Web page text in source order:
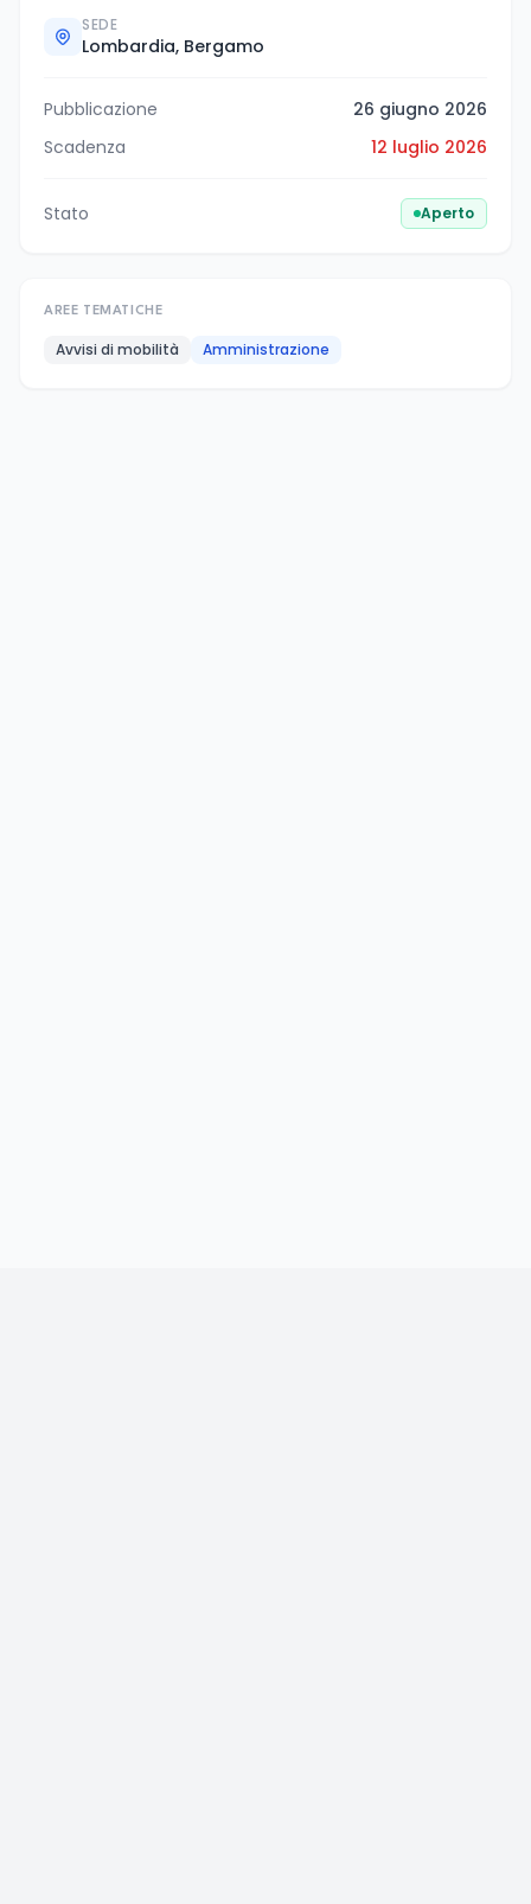
SEDE
Lombardia, Bergamo
Pubblicazione
26 giugno 2026
Scadenza
12 luglio 2026
Stato Aperto
AREE TEMATICHE
Avvisi di mobilità Amministrazione